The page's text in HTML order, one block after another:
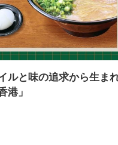
ルと味の追求から生ま
港」